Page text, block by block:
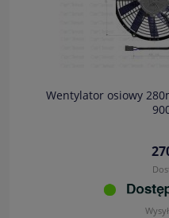
Wentylator osiowy